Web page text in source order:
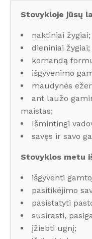
Stovykloje jūsų
naktiniai žygiai;
dieniniai žygiai;
komandą
išgyvenimo
maudynės
ant laužo
maistas;
Išmintingi
savęs ir savo
Stovyklos metu
išgyventi
pasitikėjimo
pasistatyti
susirasti,
įžiebti ugnį;